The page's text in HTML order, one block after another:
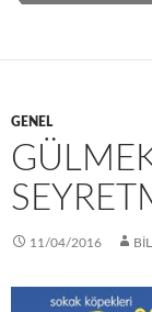
GENEL
11/04/2016